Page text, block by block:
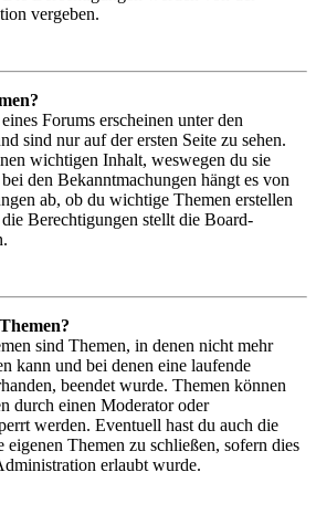
vergeben.
Forums erscheinen unter den
sind nur auf der ersten Seite zu sehen.
wichtigen Inhalt, weswegen du sie
den Bekanntmachungen hängt es von
ab, ob du wichtige Themen erstellen
Berechtigungen stellt die Board-
sind Themen, in denen nicht mehr
kann und bei denen eine laufende
beendet wurde. Themen können
durch einen Moderator oder
werden. Eventuell hast du auch die
Themen zu schließen, sofern dies
erlaubt wurde.